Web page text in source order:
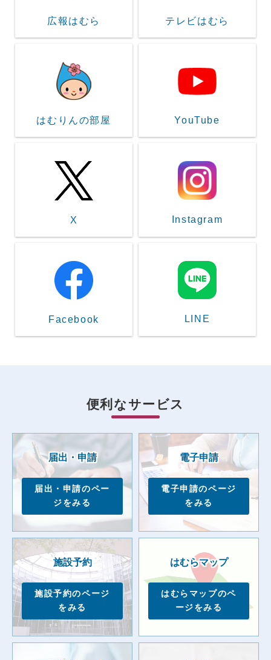
広報はむら テレビはむら
はむりんの部屋 YouTube
X Instagram
Facebook LINE
便利なサービス
届出・申請
届出・申請のペー
ジをみる
電子申請
電子申請のページ
をみる
施設予約
施設予約のページ
をみる
はむらマップ
はむらマップのペ
ージをみる